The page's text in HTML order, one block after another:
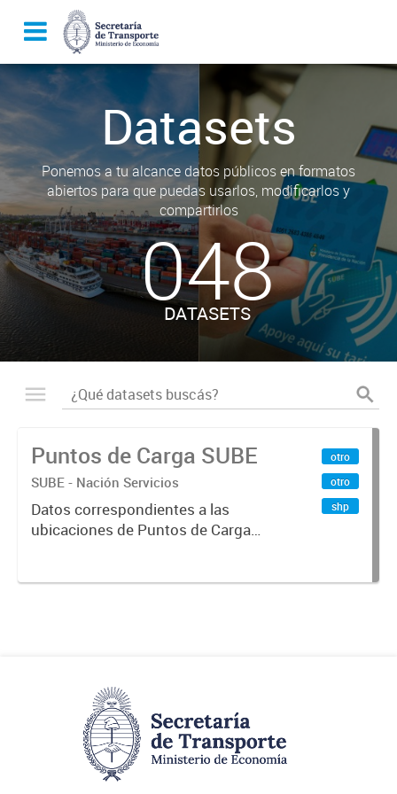
Datasets
Ponemos a tu alcance datos públicos en formatos
abiertos para que puedas usarlos, modificarlos y
compartirlos
048
DATASETS
Puntos de Carga SUBE
SUBE - Nación Servicios
Datos correspondientes a las
ubicaciones de Puntos de Carga
otro
otro
shp